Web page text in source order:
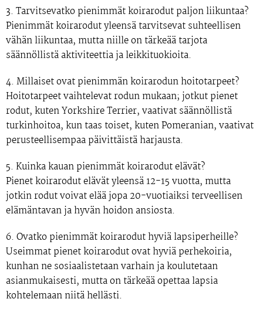
3. Tarvitsevatko pienimmät koirarodut paljon liikuntaa?
Pienimmät koirarodut yleensä tarvitsevat suhteellisen
vähän liikuntaa, mutta niille on tärkeää tarjota
säännöllistä aktiviteettia ja leikkituokioita.
4. Millaiset ovat pienimmän koirarodun hoitotarpeet?
Hoitotarpeet vaihtelevat rodun mukaan; jotkut pienet
rodut, kuten Yorkshire Terrier, vaativat säännöllistä
turkinhoitoa, kun taas toiset, kuten Pomeranian, vaativat
perusteellisempaa päivittäistä harjausta.
5. Kuinka kauan pienimmät koirarodut elävät?
Pienet koirarodut elävät yleensä 12-15 vuotta, mutta
jotkin rodut voivat elää jopa 20-vuotiaiksi terveellisen
elämäntavan ja hyvän hoidon ansiosta.
6. Ovatko pienimmät koirarodut hyviä lapsiperheille?
Useimmat pienet koirarodut ovat hyviä perhekoiria,
kunhan ne sosiaalistetaan varhain ja koulutetaan
asianmukaisesti, mutta on tärkeää opettaa lapsia
kohtelemaan niitä hellästi.